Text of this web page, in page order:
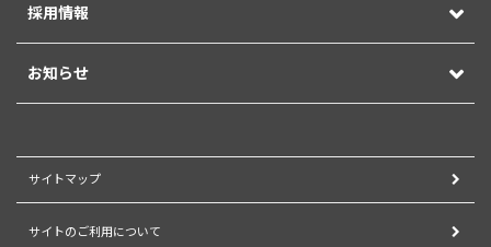
採用情報
お知らせ
サイトマップ
サイトのご利用について